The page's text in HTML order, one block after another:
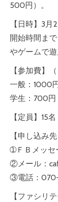
500円 ）。
【日時】3
開始時間ま
やゲームで遊
【参加費】
一般：1000円
学生：700円
【定員】15
【申し込み先
➀ＦＢメッセ
②メール：
③電話：070-
【ファシリ